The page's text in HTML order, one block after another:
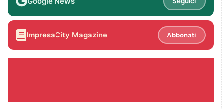
ImpresaCity Magazine Abbonati